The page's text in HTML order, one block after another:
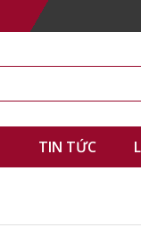
TIN TỨC